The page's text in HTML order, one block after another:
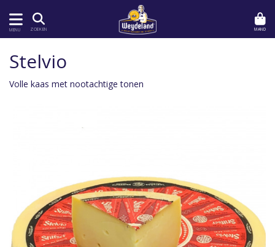
MENU ZOEKEN MAND
Stelvio
Volle kaas met nootachtige tonen